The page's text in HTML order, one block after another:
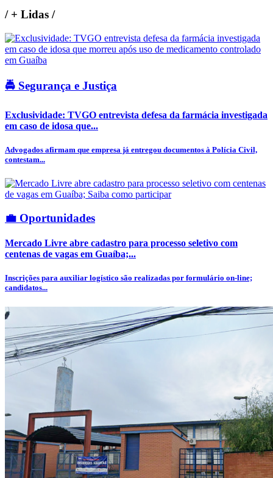
/+ Lidas /
🚔 Segurança e Justiça
Exclusividade: TVGO entrevista defesa da farmácia investigada
em caso de idosa que...
Advogados afirmam que empresa já entregou documentos à Polícia Civil,
contestam...
💼 Oportunidades
Mercado Livre abre cadastro para processo seletivo com
centenas de vagas em Guaíba;...
Inscrições para auxiliar logístico são realizadas por formulário on-line;
candidatos...